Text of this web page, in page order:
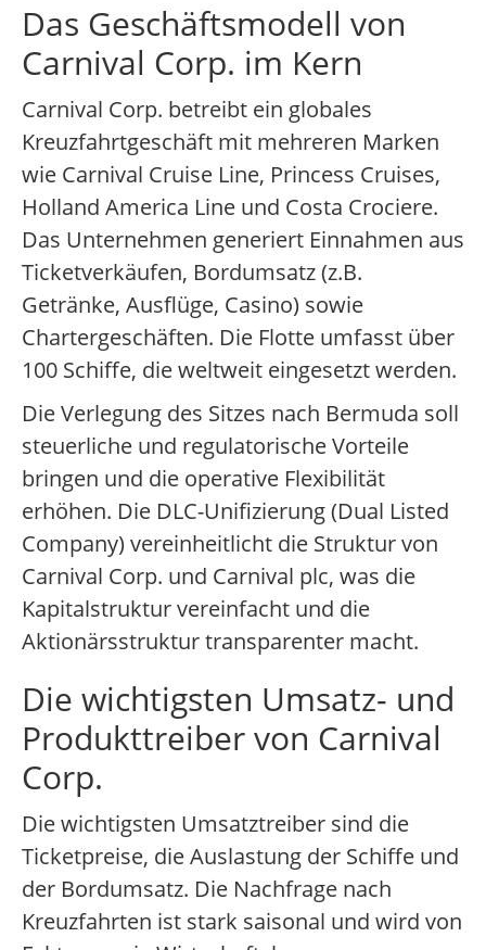
Das Geschäftsmodell von
Carnival Corp. im Kern
Carnival Corp. betreibt ein globales
Kreuzfahrtgeschäft mit mehreren Marken
wie Carnival Cruise Line, Princess Cruises,
Holland America Line und Costa Crociere.
Das Unternehmen generiert Einnahmen aus
Ticketverkäufen, Bordumsatz (z.B.
Getränke, Ausflüge, Casino) sowie
Chartergeschäften. Die Flotte umfasst über
100 Schiffe, die weltweit eingesetzt werden.
Die Verlegung des Sitzes nach Bermuda soll
steuerliche und regulatorische Vorteile
bringen und die operative Flexibilität
erhöhen. Die DLC-Unifizierung (Dual Listed
Company) vereinheitlicht die Struktur von
Carnival Corp. und Carnival plc, was die
Kapitalstruktur vereinfacht und die
Aktionärsstruktur transparenter macht.
Die wichtigsten Umsatz- und
Produkttreiber von Carnival
Corp.
Die wichtigsten Umsatztreiber sind die
Ticketpreise, die Auslastung der Schiffe und
der Bordumsatz. Die Nachfrage nach
Kreuzfahrten ist stark saisonal und wird von